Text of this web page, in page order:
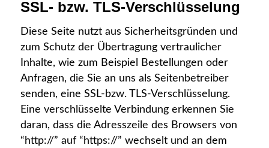
SSL- bzw. TLS-Verschlüsselung
Diese Seite nutzt aus Sicherheitsgründen und
zum Schutz der Übertragung vertraulicher
Inhalte, wie zum Beispiel Bestellungen oder
Anfragen, die Sie an uns als Seitenbetreiber
senden, eine SSL-bzw. TLS-Verschlüsselung.
Eine verschlüsselte Verbindung erkennen Sie
daran, dass die Adresszeile des Browsers von
“http://” auf “https://” wechselt und an dem